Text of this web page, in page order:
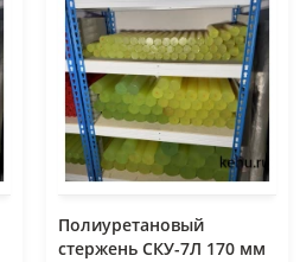
Полиуретановый
стержень СКУ-7Л 170 мм